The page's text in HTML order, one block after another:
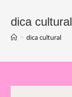
dica cultural
> dica cultural